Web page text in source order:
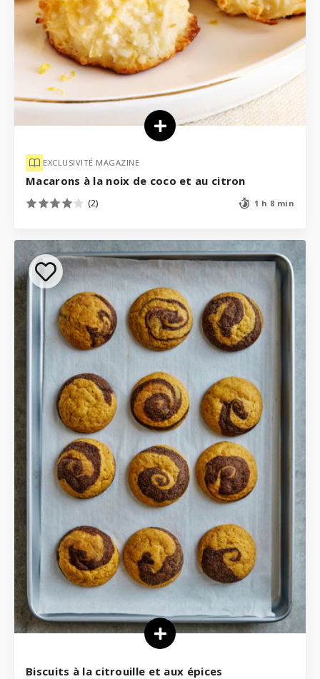
EXCLUSIVITÉ MAGAZINE
Macarons à la noix de coco et au citron
(2) 1 h 8 min
Biscuits à la citrouille et aux épices